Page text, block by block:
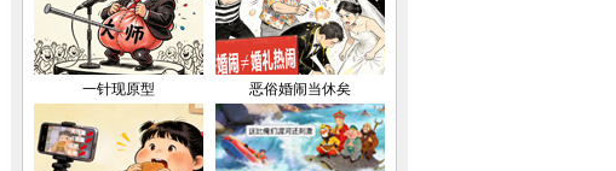
一针现原型 恶俗婚闹当休矣